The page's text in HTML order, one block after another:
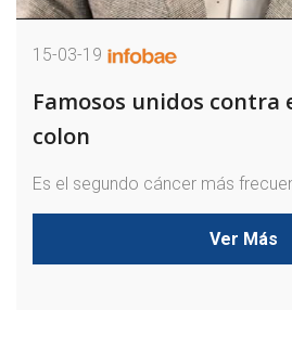
15-03-19
Famosos unidos contra
colon
Es el segundo cáncer más
Ver Más